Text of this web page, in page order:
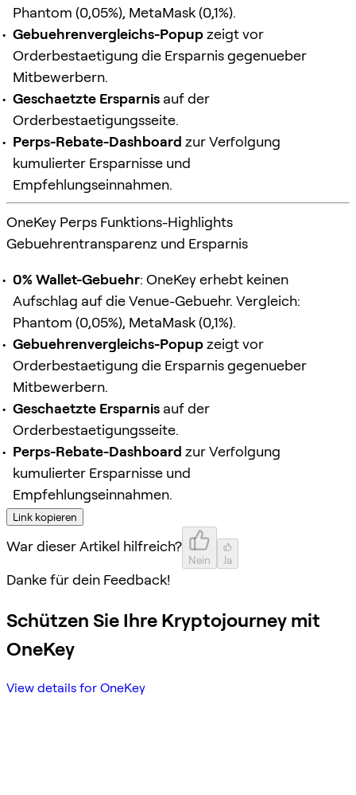
Phantom (0,05%), MetaMask (0,1%).
Gebuehrenvergleichs-Popupzeigt vor
Orderbestaetigung die Ersparnis gegenueber
Mitbewerbern.
Geschaetzte Ersparnis auf der
Orderbestaetigungsseite.
Perps-Rebate-Dashboard zur Verfolgung
kumulierter Ersparnisse und
Empfehlungseinnahmen.
OneKey Perps Funktions-Highlights
Gebuehrentransparenz und Ersparnis
0% Wallet-Gebuehr: OneKey erhebt keinen
Aufschlag auf die Venue-Gebuehr. Vergleich:
Phantom (0,05%), MetaMask (0,1%).
Gebuehrenvergleichs-Popupzeigt vor
Orderbestaetigung die Ersparnis gegenueber
Mitbewerbern.
Geschaetzte Ersparnis auf der
Orderbestaetigungsseite.
Perps-Rebate-Dashboard zur Verfolgung
kumulierter Ersparnisse und
Empfehlungseinnahmen.
Link kopieren
War dieser Artikel hilfreich?
Nein Ja
Danke für dein Feedback!
Schützen Sie Ihre Kryptojourney mit
OneKey
View details for OneKey